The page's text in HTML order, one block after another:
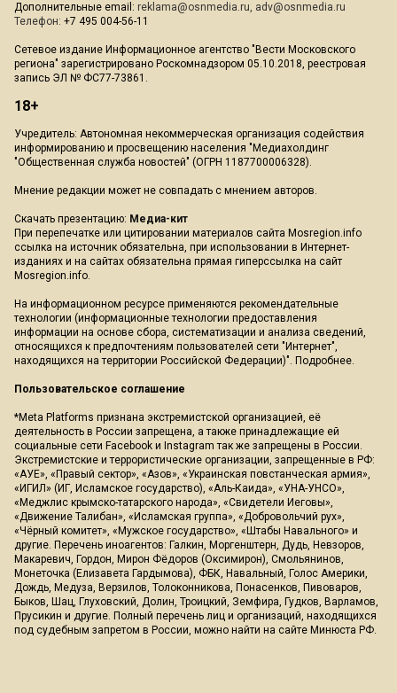
Дополнительные email: reklama@osnmedia.ru, adv@osnmedia.ru
Телефон: +7 495 004-56-11
Сетевое издание Информационное агентство "Вести Московского
региона" зарегистрировано Роскомнадзором 05.10.2018, реестровая
запись ЭЛ № ФС77-73861.
18+
Учредитель: Автономная некоммерческая организация содействия
информированию и просвещению населения "Медиахолдинг
"Общественная служба новостей" (ОГРН 1187700006328).
Мнение редакции может не совпадать с мнением авторов.
Скачать презентацию: Медиа-кит
При перепечатке или цитировании материалов сайта Mosregion.info
ссылка на источник обязательна, при использовании в Интернет-
изданиях и на сайтах обязательна прямая гиперссылка на сайт
Mosregion.info.
На информационном ресурсе применяются рекомендательные
технологии (информационные технологии предоставления
информации на основе сбора, систематизации и анализа сведений,
относящихся к предпочтениям пользователей сети "Интернет",
находящихся на территории Российской Федерации)". Подробнее.
Пользовательское соглашение
*Meta Platforms признана экстремистской организацией, её
деятельность в России запрещена, а также принадлежащие ей
социальные сети Facebook и Instagram так же запрещены в России.
Экстремистские и террористические организации, запрещенные в РФ:
«АУЕ», «Правый сектор», «Азов», «Украинская повстанческая армия»,
«ИГИЛ» (ИГ, Исламское государство), «Аль-Каида», «УНА-УНСО»,
«Меджлис крымско-татарского народа», «Свидетели Иеговы»,
«Движение Талибан», «Исламская группа», «Добровольчий рух»,
«Чёрный комитет», «Мужское государство», «Штабы Навального» и
другие. Перечень иноагентов: Галкин, Моргенштерн, Дудь, Невзоров,
Макаревич, Гордон, Мирон Фёдоров (Оксимирон), Смольянинов,
Монеточка (Елизавета Гардымова), ФБК, Навальный, Голос Америки,
Дождь, Медуза, Верзилов, Толоконникова, Понасенков, Пивоваров,
Быков, Шац, Глуховский, Долин, Троицкий, Земфира, Гудков, Варламов,
Прусикин и другие. Полный перечень лиц и организаций, находящихся
под судебным запретом в России, можно найти на сайте Минюста РФ.